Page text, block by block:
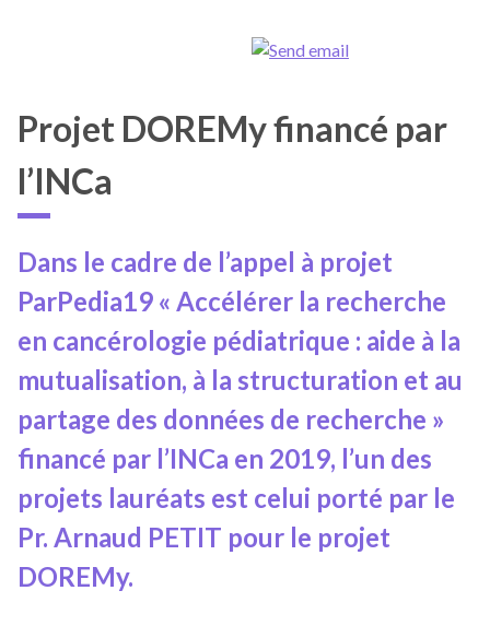
Projet DOREMy financé par
l’INCa
Dans le cadre de l’appel à projet
ParPedia19 « Accélérer la recherche
en cancérologie pédiatrique : aide à la
mutualisation, à la structuration et au
partage des données de recherche »
financé par l’INCa en 2019, l’un des
projets lauréats est celui porté par le
Pr. Arnaud PETIT pour le projet
DOREMy.